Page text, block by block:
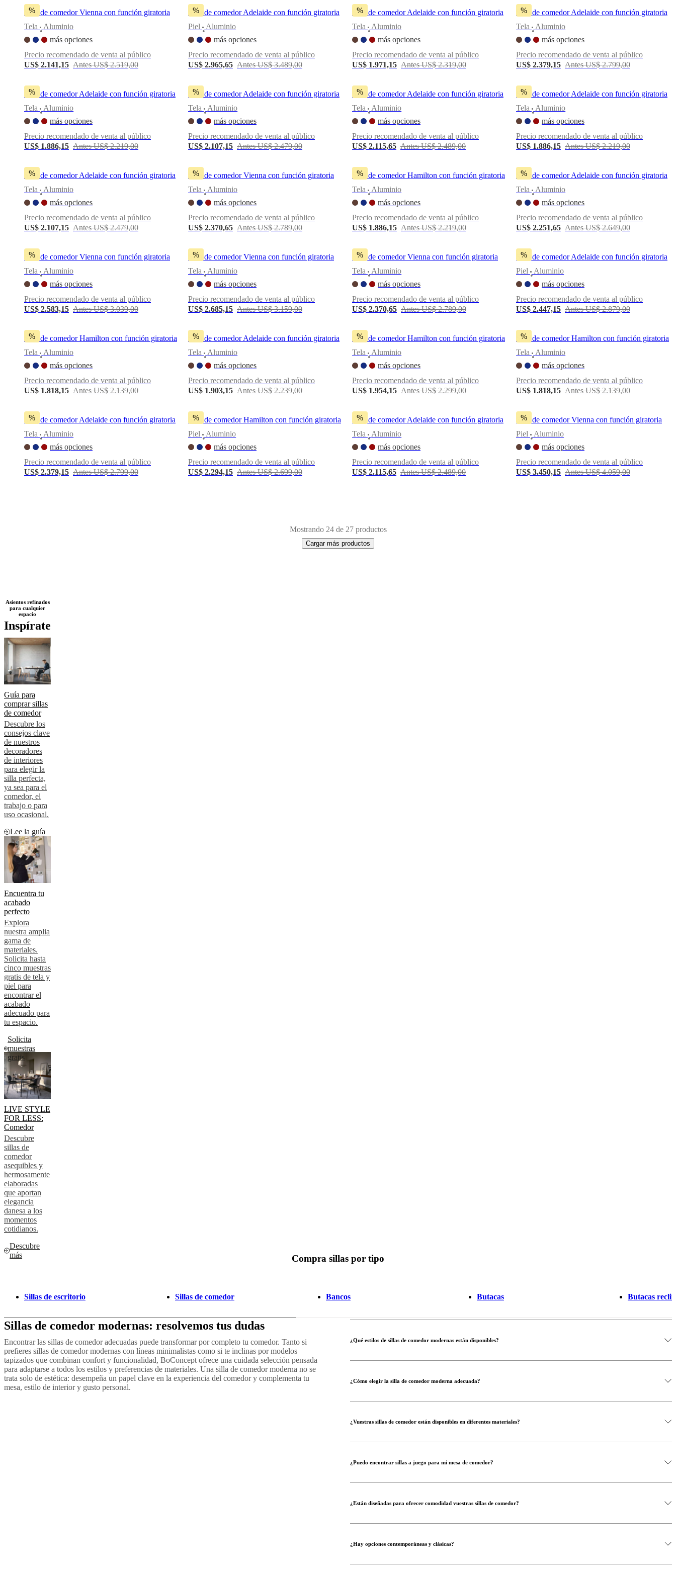
Outlet
mueblesEspaciosSalas
Espacios
pequeñosOficinas
Helena
Christensen
Inspiración
clienteContactoEntregaCuidado
productoInstrucciones
decoración
interiores
Solicita
muestras
Buscar
BoConceptValoresResponsabilidad
corporativaLa
historiaSala
prensaArtesanía
nuestros
diseñadores
Personalización
certificationsDeclaración
accesibilidadHazte
franquiciadoProfessionalsTrade
%
Silla de comedor Vienna con función giratoria
Tela
•
Aluminio
más opciones
Precio recomendado de venta al público
US$ 2.141,15 Antes US$ 2.519,00
%
Silla de comedor Adelaide con función giratoria
Piel
•
Aluminio
más opciones
Precio recomendado de venta al público
US$ 2.965,65 Antes US$ 3.489,00
%
Silla de comedor Adelaide con función giratoria
Tela
•
Aluminio
más opciones
Precio recomendado de venta al público
US$ 1.971,15 Antes US$ 2.319,00
%
Silla de comedor Adelaide con función giratoria
Tela
•
Aluminio
más opciones
Precio recomendado de venta al público
US$ 2.379,15 Antes US$ 2.799,00
%
Silla de comedor Adelaide con función giratoria
Tela
•
Aluminio
más opciones
Precio recomendado de venta al público
US$ 1.886,15 Antes US$ 2.219,00
%
Silla de comedor Adelaide con función giratoria
Tela
•
Aluminio
más opciones
Precio recomendado de venta al público
US$ 2.107,15 Antes US$ 2.479,00
%
Silla de comedor Adelaide con función giratoria
Tela
•
Aluminio
más opciones
Precio recomendado de venta al público
US$ 2.115,65 Antes US$ 2.489,00
%
Silla de comedor Adelaide con función giratoria
Tela
•
Aluminio
más opciones
Precio recomendado de venta al público
US$ 1.886,15 Antes US$ 2.219,00
%
Silla de comedor Adelaide con función giratoria
Tela
•
Aluminio
más opciones
Precio recomendado de venta al público
US$ 2.107,15 Antes US$ 2.479,00
%
Silla de comedor Vienna con función giratoria
Tela
•
Aluminio
más opciones
Precio recomendado de venta al público
US$ 2.370,65 Antes US$ 2.789,00
%
Silla de comedor Hamilton con función giratoria
Tela
•
Aluminio
más opciones
Precio recomendado de venta al público
US$ 1.886,15 Antes US$ 2.219,00
%
Silla de comedor Adelaide con función giratoria
Tela
•
Aluminio
más opciones
Precio recomendado de venta al público
US$ 2.251,65 Antes US$ 2.649,00
%
Silla de comedor Vienna con función giratoria
Tela
•
Aluminio
más opciones
Precio recomendado de venta al público
US$ 2.583,15 Antes US$ 3.039,00
%
Silla de comedor Vienna con función giratoria
Tela
•
Aluminio
más opciones
Precio recomendado de venta al público
US$ 2.685,15 Antes US$ 3.159,00
%
Silla de comedor Vienna con función giratoria
Tela
•
Aluminio
más opciones
Precio recomendado de venta al público
US$ 2.370,65 Antes US$ 2.789,00
%
Silla de comedor Adelaide con función giratoria
Piel
•
Aluminio
más opciones
Precio recomendado de venta al público
US$ 2.447,15 Antes US$ 2.879,00
%
Silla de comedor Hamilton con función giratoria
Tela
•
Aluminio
más opciones
Precio recomendado de venta al público
US$ 1.818,15 Antes US$ 2.139,00
%
Silla de comedor Adelaide con función giratoria
Tela
•
Aluminio
más opciones
Precio recomendado de venta al público
US$ 1.903,15 Antes US$ 2.239,00
%
Silla de comedor Hamilton con función giratoria
Tela
•
Aluminio
más opciones
Precio recomendado de venta al público
US$ 1.954,15 Antes US$ 2.299,00
%
Silla de comedor Hamilton con función giratoria
Tela
•
Aluminio
más opciones
Precio recomendado de venta al público
US$ 1.818,15 Antes US$ 2.139,00
%
Silla de comedor Adelaide con función giratoria
Tela
•
Aluminio
más opciones
Precio recomendado de venta al público
US$ 2.379,15 Antes US$ 2.799,00
%
Silla de comedor Hamilton con función giratoria
Piel
•
Aluminio
más opciones
Precio recomendado de venta al público
US$ 2.294,15 Antes US$ 2.699,00
%
Silla de comedor Adelaide con función giratoria
Tela
•
Aluminio
más opciones
Precio recomendado de venta al público
US$ 2.115,65 Antes US$ 2.489,00
%
Silla de comedor Vienna con función giratoria
Piel
•
Aluminio
más opciones
Precio recomendado de venta al público
US$ 3.450,15 Antes US$ 4.059,00
Mostrando 24 de 27 productos
Cargar más productos
Next
page
AzulBlancoRojo
metalRobleDe
madera
Asientos refinados
para cualquier
espacio
Inspírate
Guía para
comprar sillas
de comedor
Descubre los
consejos clave
de nuestros
decoradores
de interiores
para elegir la
silla perfecta,
ya sea para el
comedor, el
trabajo o para
uso ocasional.
Lee la guía
Encuentra tu
acabado
perfecto
Explora
nuestra amplia
gama de
materiales.
Solicita hasta
cinco muestras
gratis de tela y
piel para
encontrar el
acabado
adecuado para
tu espacio.
Solicita
muestras
gratis
LIVE STYLE
FOR LESS:
Comedor
Descubre
sillas de
comedor
asequibles y
hermosamente
elaboradas
que aportan
elegancia
danesa a los
momentos
cotidianos.
Descubre
más
Compra sillas por tipo
Sillas de escritorio Sillas de comedor Bancos Butacas Butacas
Sillas de comedor modernas: resolvemos tus dudas
Encontrar las sillas de comedor adecuadas puede transformar por completo tu comedor. Tanto si
prefieres sillas de comedor modernas con líneas minimalistas como si te inclinas por modelos
tapizados que combinan confort y funcionalidad, BoConcept ofrece una cuidada selección pensada
para adaptarse a todos los estilos y preferencias de materiales. Una silla de comedor moderna no se
trata solo de estética: desempeña un papel clave en la experiencia del comedor y complementa tu
mesa, estilo de interior y gusto personal.
¿Qué estilos de sillas de comedor modernas están disponibles?
¿Cómo elegir la silla de comedor moderna adecuada?
¿Vuestras sillas de comedor están disponibles en diferentes materiales?
¿Puedo encontrar sillas a juego para mi mesa de comedor?
¿Están diseñadas para ofrecer comodidad vuestras sillas de comedor?
¿Hay opciones contemporáneas y clásicas?